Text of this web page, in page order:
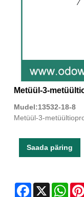
Metüül-3-
Mudel:13532-18-8
Metüül-3-
Saada päring
Facebook
X